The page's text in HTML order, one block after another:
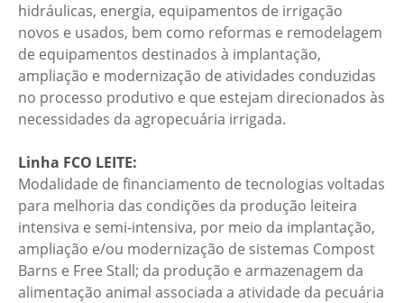
hidráulicas, energia, equipamentos de irrigação
novos e usados, bem como reformas e remodelagem
de equipamentos destinados à implantação,
ampliação e modernização de atividades conduzidas
no processo produtivo e que estejam direcionados às
necessidades da agropecuária irrigada.
Linha FCO LEITE:
Modalidade de financiamento de tecnologias voltadas
para melhoria das condições da produção leiteira
intensiva e semi-intensiva, por meio da implantação,
ampliação e/ou modernização de sistemas Compost
Barns e Free Stall; da produção e armazenagem da
alimentação animal associada a atividade da pecuária